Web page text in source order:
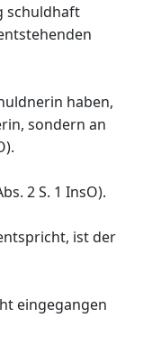
schuldhaft
haben,
sondern an
2 S. 1 InsO).
ist der
eingegangen